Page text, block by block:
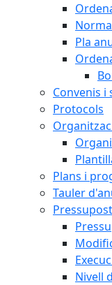
Pla
Convenis i
Protocols
Plans i
Tauler
Nivell